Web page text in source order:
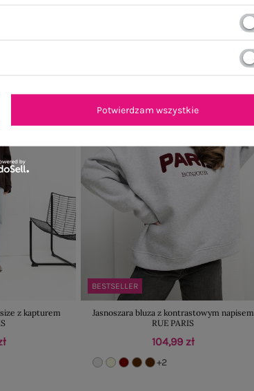
z kapturem
BESTSELLER
Jasnoszara bluza z kontrastowym napisem
RUE PARIS
104,99 zł
+2
Potwierdzam wszystkie